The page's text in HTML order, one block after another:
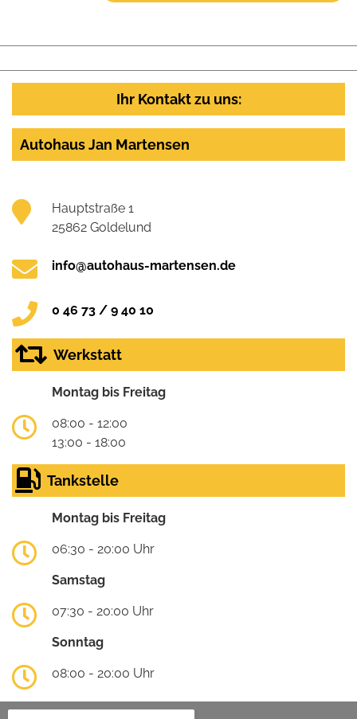
Ihr Kontakt zu uns:
Autohaus Jan Martensen
Hauptstraße 1
25862 Goldelund
info@autohaus-martensen.de
0 46 73 / 9 40 10
Werkstatt
Montag bis Freitag
08:00 - 12:00
13:00 - 18:00
Tankstelle
Montag bis Freitag
06:30 - 20:00 Uhr
Samstag
07:30 - 20:00 Uhr
Sonntag
08:00 - 20:00 Uhr